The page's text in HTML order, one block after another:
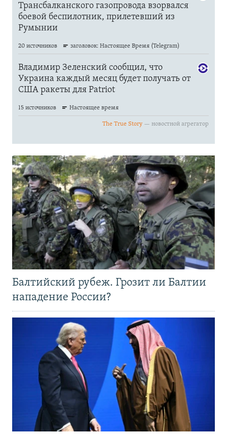
Балтийский рубеж. Грозит ли Балтии
нападение России?